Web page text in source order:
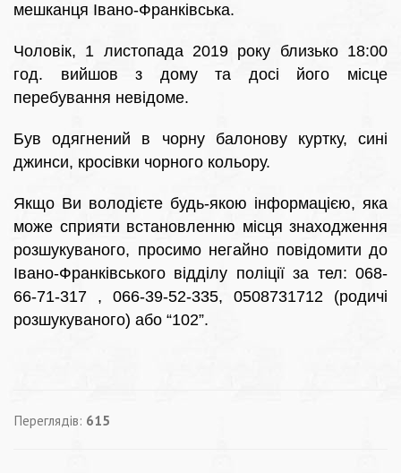
мешканця Івано-Франківська.
Чоловік, 1 листопада 2019 року близько 18:00
год. вийшов з дому та досі його місце
перебування невідоме.
Був одягнений в чорну балонову куртку, сині
джинси, кросівки чорного кольору.
Якщо Ви володієте будь-якою інформацією, яка
може сприяти встановленню місця знаходження
розшукуваного, просимо негайно повідомити до
Івано-Франківського відділу поліції за тел: 068-
66-71-317 , 066-39-52-335, 0508731712 (родичі
розшукуваного) або “102”.
Переглядів: 615